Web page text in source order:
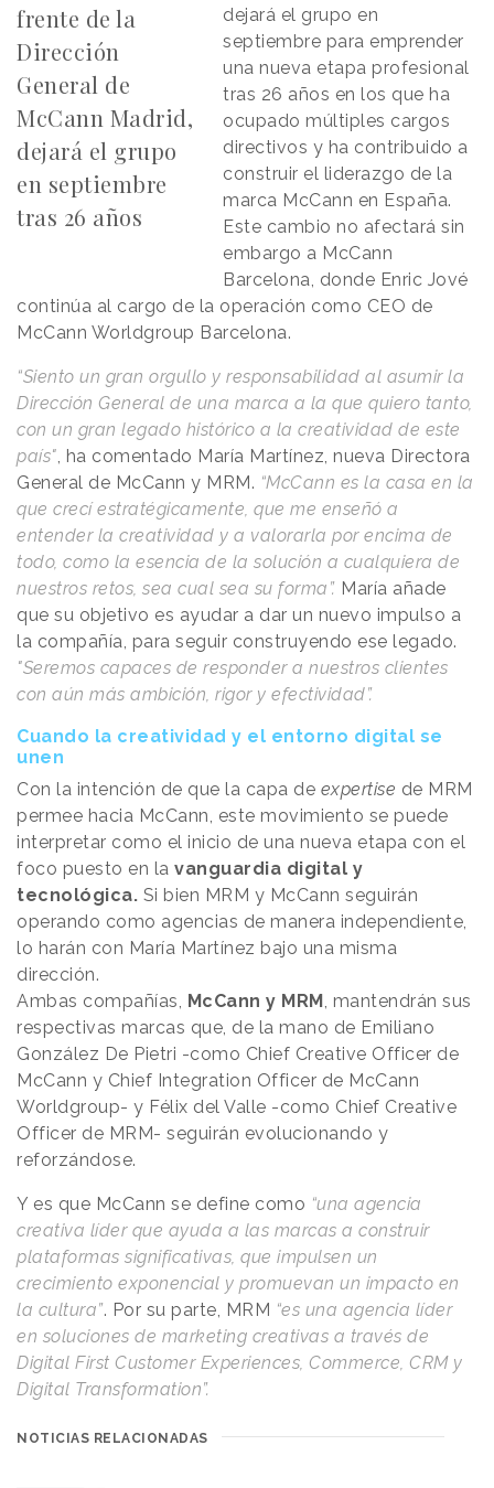
frente de la
Dirección
General de
McCann Madrid,
dejará el grupo
en septiembre
tras 26 años
dejará el grupo en
septiembre para emprender
una nueva etapa profesional
tras 26 años en los que ha
ocupado múltiples cargos
directivos y ha contribuido a
construir el liderazgo de la
marca McCann en España.
Este cambio no afectará sin
embargo a McCann
Barcelona, donde Enric Jové
continúa al cargo de la operación como CEO de
McCann Worldgroup Barcelona.
“Siento un gran orgullo y responsabilidad al asumir la
Dirección General de una marca a la que quiero tanto,
con un gran legado histórico a la creatividad de este
país", ha comentado María Martínez, nueva Directora
General de McCann y MRM. “McCann es la casa en la
que crecí estratégicamente, que me enseñó a
entender la creatividad y a valorarla por encima de
todo, como la esencia de la solución a cualquiera de
nuestros retos, sea cual sea su forma”. María añade
que su objetivo es ayudar a dar un nuevo impulso a
la compañía, para seguir construyendo ese legado.
"Seremos capaces de responder a nuestros clientes
con aún más ambición, rigor y efectividad”.
Cuando la creatividad y el entorno digital se
unen
Con la intención de que la capa de expertise de MRM
permee hacia McCann, este movimiento se puede
interpretar como el inicio de una nueva etapa con el
foco puesto en la vanguardia digital y
tecnológica. Si bien MRM y McCann seguirán
operando como agencias de manera independiente,
lo harán con María Martínez bajo una misma
dirección.
Ambas compañías, McCann y MRM, mantendrán sus
respectivas marcas que, de la mano de Emiliano
González De Pietri -como Chief Creative Officer de
McCann y Chief Integration Officer de McCann
Worldgroup- y Félix del Valle -como Chief Creative
Officer de MRM- seguirán evolucionando y
reforzándose.
Y es que McCann se define como “una agencia
creativa líder que ayuda a las marcas a construir
plataformas significativas, que impulsen un
crecimiento exponencial y promuevan un impacto en
la cultura”. Por su parte, MRM “es una agencia líder
en soluciones de marketing creativas a través de
Digital First Customer Experiences, Commerce, CRM y
Digital Transformation”.
NOTICIAS RELACIONADAS